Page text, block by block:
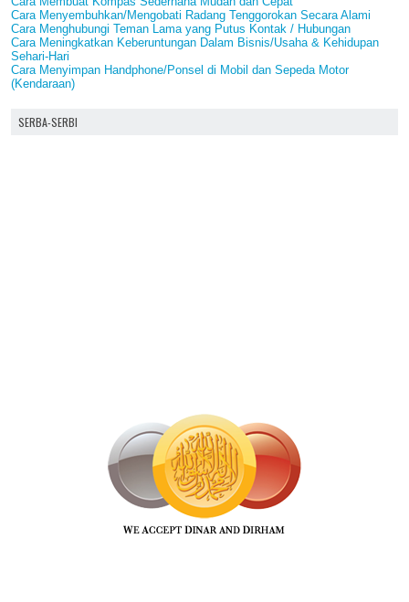
Cara Menyembuhkan/Mengobati Radang Tenggorokan Secara Alami
Cara Menghubungi Teman Lama yang Putus Kontak / Hubungan
Cara Meningkatkan Keberuntungan Dalam Bisnis/Usaha & Kehidupan
Sehari-Hari
Cara Menyimpan Handphone/Ponsel di Mobil dan Sepeda Motor
(Kendaraan)
SERBA-SERBI